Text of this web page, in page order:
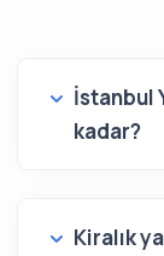
İstanbul
kadar?
Kiralık